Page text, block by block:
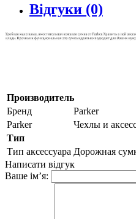
Відгуки (0)
Производитель
Бренд
Parker
Parker
Чехлы и
Тип
Тип аксессуара Дорожная
Написати відгук
Ваше ім’я: